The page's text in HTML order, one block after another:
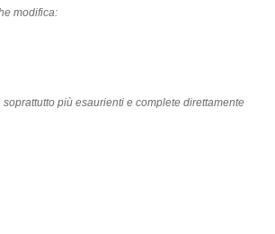
modifica:
più esaurienti e complete direttamente